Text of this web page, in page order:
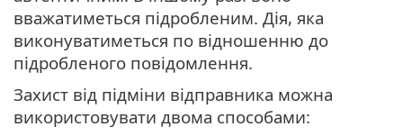
вважатиметься підробленим. Дія, яка
виконуватиметься по відношенню до
підробленого повідомлення.
Захист від підміни відправника можна
використовувати двома способами: